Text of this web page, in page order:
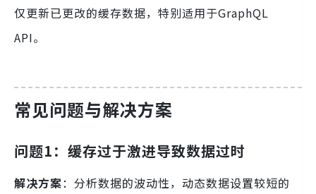
仅更新已更改的缓存数据，特别适用于GraphQL
API。
常见问题与解决方案
问题1：缓存过于激进导致数据过时
解决方案：分析数据的波动性，动态数据设置较短的